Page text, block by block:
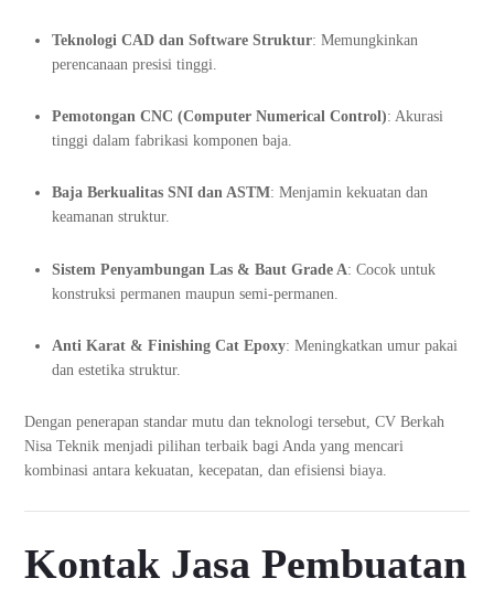
Teknologi CAD dan Software Struktur: Memungkinkan
perencanaan presisi tinggi.
Pemotongan CNC (Computer Numerical Control): Akurasi
tinggi dalam fabrikasi komponen baja.
Baja Berkualitas SNI dan ASTM: Menjamin kekuatan dan
keamanan struktur.
Sistem Penyambungan Las & Baut Grade A: Cocok untuk
konstruksi permanen maupun semi-permanen.
Anti Karat & Finishing Cat Epoxy: Meningkatkan umur pakai
dan estetika struktur.
Dengan penerapan standar mutu dan teknologi tersebut, CV Berkah
Nisa Teknik menjadi pilihan terbaik bagi Anda yang mencari
kombinasi antara kekuatan, kecepatan, dan efisiensi biaya.
Kontak Jasa Pembuatan